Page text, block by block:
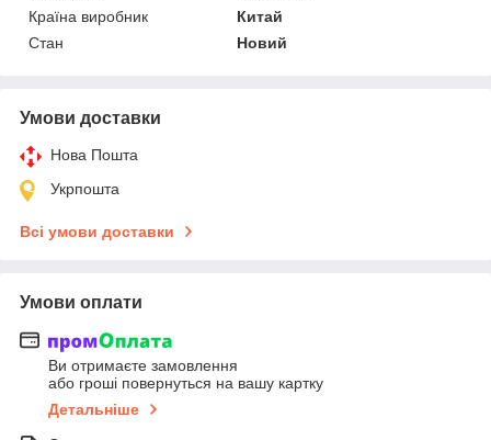
Країна виробник
Китай
Стан
Новий
Умови доставки
Нова Пошта
Укрпошта
Всі умови доставки
Умови оплати
Ви отримаєте замовлення
або гроші повернуться на вашу картку
Детальніше